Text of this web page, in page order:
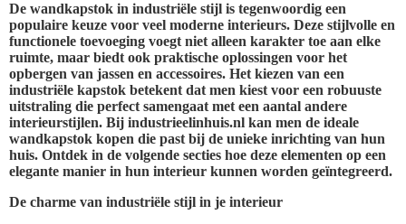
De wandkapstok in industriële stijl is tegenwoordig een
populaire keuze voor veel moderne interieurs. Deze stijlvolle en
functionele toevoeging voegt niet alleen karakter toe aan elke
ruimte, maar biedt ook praktische oplossingen voor het
opbergen van jassen en accessoires. Het kiezen van een
industriële kapstok betekent dat men kiest voor een robuuste
uitstraling die perfect samengaat met een aantal andere
interieurstijlen. Bij industrieelinhuis.nl kan men de ideale
wandkapstok kopen die past bij de unieke inrichting van hun
huis. Ontdek in de volgende secties hoe deze elementen op een
elegante manier in hun interieur kunnen worden geïntegreerd.
De charme van industriële stijl in je interieur